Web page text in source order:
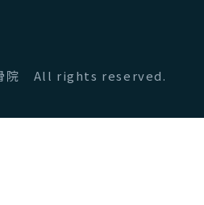
院 All rights reserved.